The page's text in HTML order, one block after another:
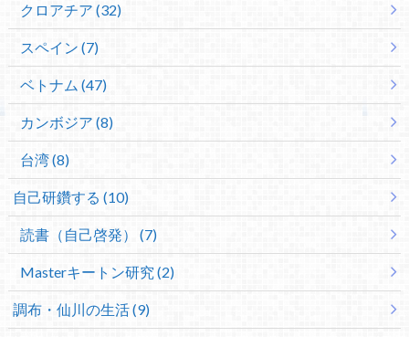
クロアチア (32)
スペイン (7)
ベトナム (47)
カンボジア (8)
台湾 (8)
自己研鑽する (10)
読書（自己啓発） (7)
Masterキートン研究 (2)
調布・仙川の生活 (9)